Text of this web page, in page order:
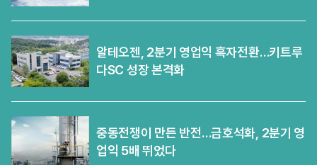
알테오젠, 2분기 영업익 흑자전환…키트루
다SC 성장 본격화
중동전쟁이 만든 반전…금호석화, 2분기 영
업익 5배 뛰었다